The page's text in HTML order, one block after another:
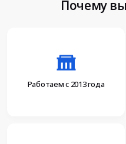
Почему
Работаем с 2013 года